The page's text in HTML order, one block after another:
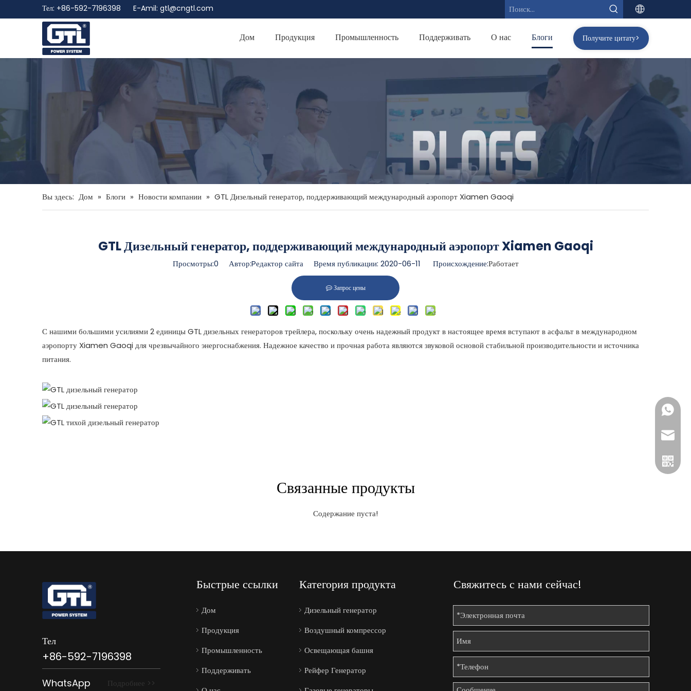
Тел: +86-592-7196398 E-Amil: gtl@cngtl.com
Дом Продукция Промышленность Поддерживать О нас Блоги Получите цитату>
Вы здесь: Дом » Блоги » Новости компании » GTL Дизельный генератор, поддерживающий международный аэропорт Xiamen Gaoqi
GTL Дизельный генератор, поддерживающий международный аэропорт Xiamen Gaoqi
Просмотры:0 Автор:Pедактор сайта Время публикации: 2020-06-11 Происхождение:Работает
Запрос цены
С нашими большими усилиями 2 единицы GTL дизельных генераторов трейлера, поскольку очень надежный продукт в настоящее время вступают в асфальт в международном
аэропорту Xiamen Gaoqi для чрезвычайного энергоснабжения. Надежное качество и прочная работа являются звуковой основой стабильной производительности и источника
питания.
Связанные продукты
Содержание пуста!
+86
Тел
+86-592-7196398
WhatsApp Подробнее >>
Быстрые ссылки
Дом
Продукция
Промышленность
Поддерживать
Категория продукта
Дизельный генератор
Воздушный компрессор
Освещающая башня
Рейфер Генератор
Свяжитесь с нами сейчас!